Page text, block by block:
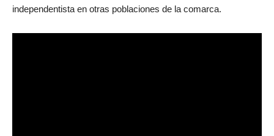
independentista en otras poblaciones de la comarca.